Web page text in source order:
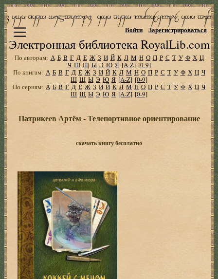
Электронная библиотека RoyalLib.com
Войти Зарегистрироваться
По авторам: А Б В Г Д Е Ж З И Й К Л М Н О П Р С Т У Ф Х Ц
Ч Ш Щ Ы Э Ю Я [A-Z] [0-9]
По книгам: А Б В Г Д Е Ж З И Й К Л М Н О П Р С Т У Ф Х Ц Ч
Ш Щ Ы Э Ю Я [A-Z] [0-9]
По сериям: А Б В Г Д Е Ж З И Й К Л М Н О П Р С Т У Ф Х Ц Ч
Ш Щ Ы Э Ю Я [A-Z] [0-9]
Патрикеев Артём - Телепортивное ориентирование
скачать книгу бесплатно